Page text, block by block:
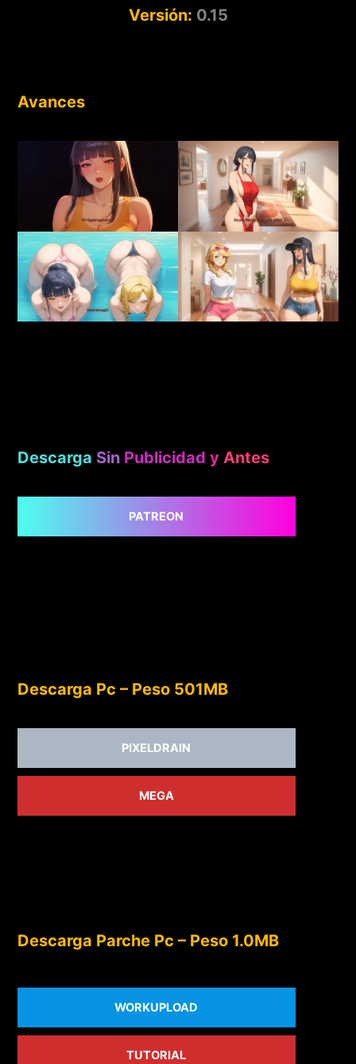
Versión: 0.15
Avances
Descarga Sin Publicidad y Antes
PATREON
Descarga Pc – Peso 501MB
PIXELDRAIN
MEGA
Descarga Parche Pc – Peso 1.0MB
WORKUPLOAD
TUTORIAL